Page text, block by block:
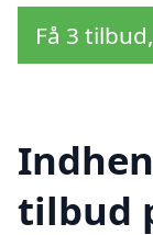
Få 3
tilbud